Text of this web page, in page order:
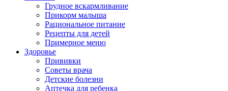
Грудное вскармливание
Прикорм малыша
Рациональное питание
Рецепты для детей
Примерное меню
Здоровье
Прививки
Советы врача
Детские болезни
Аптечка для ребенка